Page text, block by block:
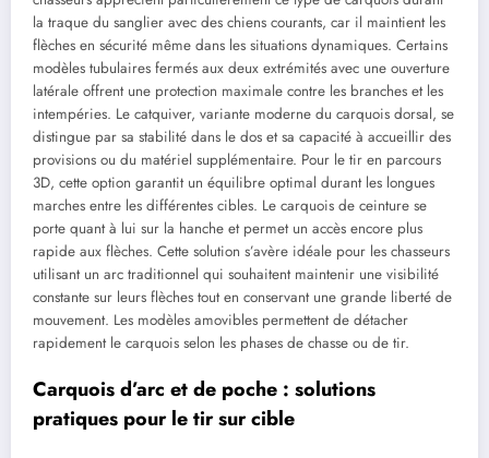
la traque du sanglier avec des chiens courants, car il maintient les
flèches en sécurité même dans les situations dynamiques. Certains
modèles tubulaires fermés aux deux extrémités avec une ouverture
latérale offrent une protection maximale contre les branches et les
intempéries. Le catquiver, variante moderne du carquois dorsal, se
distingue par sa stabilité dans le dos et sa capacité à accueillir des
provisions ou du matériel supplémentaire. Pour le tir en parcours
3D, cette option garantit un équilibre optimal durant les longues
marches entre les différentes cibles. Le carquois de ceinture se
porte quant à lui sur la hanche et permet un accès encore plus
rapide aux flèches. Cette solution s’avère idéale pour les chasseurs
utilisant un arc traditionnel qui souhaitent maintenir une visibilité
constante sur leurs flèches tout en conservant une grande liberté de
mouvement. Les modèles amovibles permettent de détacher
rapidement le carquois selon les phases de chasse ou de tir.
Carquois d’arc et de poche : solutions
pratiques pour le tir sur cible